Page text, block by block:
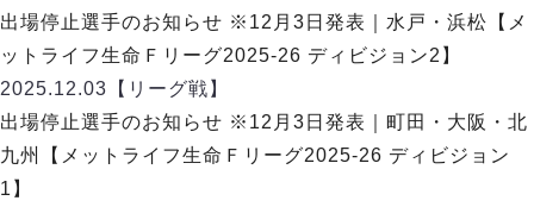
出場停止選手のお知らせ ※12月3日発表｜水戸・浜松【メ
ットライフ生命Ｆリーグ2025-26 ディビジョン2】
2025.12.03 【リーグ戦】
出場停止選手のお知らせ ※12月3日発表｜町田・大阪・北
九州【メットライフ生命Ｆリーグ2025-26 ディビジョン
1】